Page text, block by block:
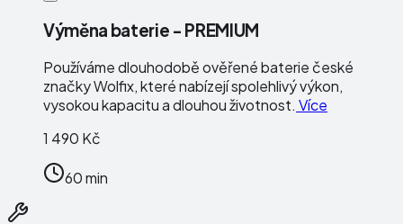
Výměna baterie - PREMIUM
Používáme dlouhodobě ověřené baterie české
značkyWolfix, které nabízejí spolehlivý výkon,
vysokou kapacitu a dlouhou životnost. Více
1 490 Kč
60 min